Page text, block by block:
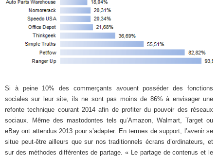
Si à peine 10% des commerçants avouent posséder des fonctions
sociales sur leur site, ils ne sont pas moins de 86% à envisager une
refonte technique courant 2014 afin de profiter du pouvoir des réseaux
sociaux. Même des mastodontes tels qu’Amazon, Walmart, Target ou
eBay ont attendus 2013 pour s’adapter. En termes de support, l’avenir se
situe peut-être ailleurs que sur nos traditionnels écrans d’ordinateurs, et
sur des méthodes différentes de partage. « Le partage de contenus et le